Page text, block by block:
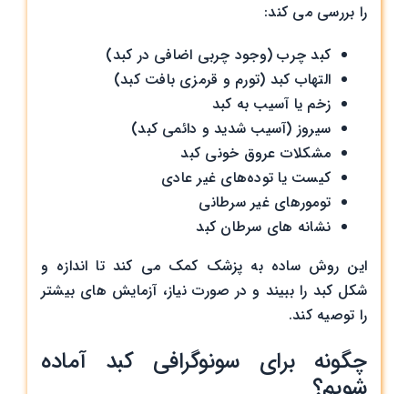
را بررسی می‌ کند:
کبد چرب (وجود چربی اضافی در کبد)
التهاب کبد (تورم و قرمزی بافت کبد)
زخم یا آسیب به کبد
سیروز (آسیب شدید و دائمی کبد)
مشکلات عروق خونی کبد
کیست یا توده‌های غیر عادی
تومورهای غیر سرطانی
نشانه‌ های سرطان کبد
این روش ساده به پزشک کمک می ‌کند تا اندازه و
شکل کبد را ببیند و در صورت نیاز، آزمایش‌ های بیشتر
را توصیه کند.
چگونه برای سونوگرافی کبد آماده